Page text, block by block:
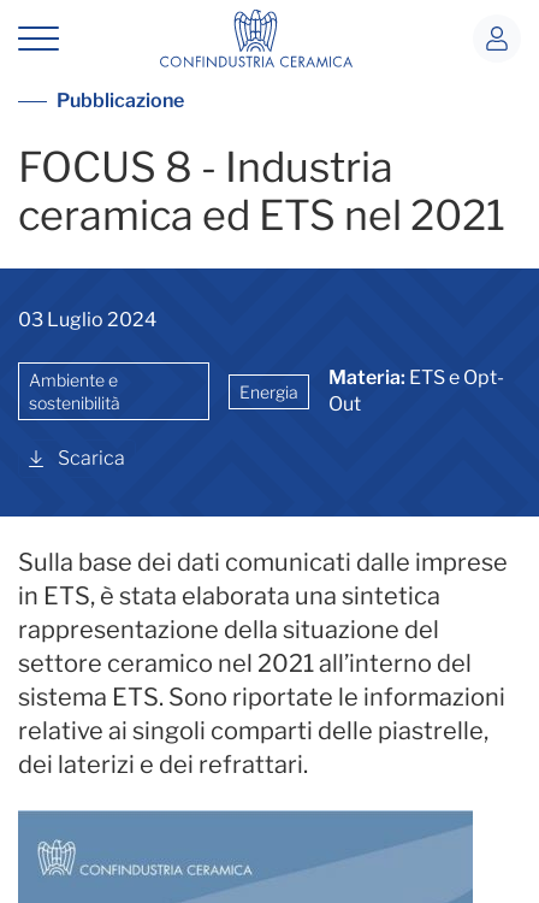
Focus 8 - Industria ceramica ed ETS
Vai alla lista pubblicazioni
Pubblicazione
FOCUS 8 - Industria
ceramica ed ETS nel 2021
03 Luglio 2024
Ambiente e
sostenibilità
Energia
Materia: ETS e Opt-
Out
Scarica
Sulla base dei dati comunicati dalle imprese
in ETS, è stata elaborata una sintetica
rappresentazione della situazione del
settore ceramico nel 2021 all’interno del
sistema ETS. Sono riportate le informazioni
relative ai singoli comparti delle piastrelle,
dei laterizi e dei refrattari.